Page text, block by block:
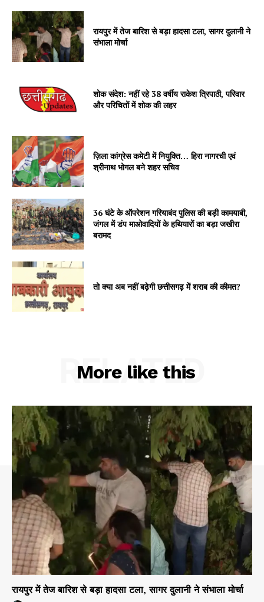
रायपुर में तेज बारिश से बड़ा हादसा टला, सागर दुलानी ने
संभाला मोर्चा
शोक संदेश: नहीं रहे 38 वर्षीय राकेश त्रिपाठी, परिवार
और परिचितों में शोक की लहर
ज़िला कांग्रेस कमेटी में नियुक्ति… हिरा नागरची एवं
श्रीनाथ भोगल बने शहर सचिव
36 घंटे के ऑपरेशन गरियाबंद पुलिस की बड़ी कामयाबी,
जंगल में डंप माओवादियों के हथियारों का बड़ा जखीरा
बरामद
तो क्या अब नहीं बढ़ेगी छत्तीसगढ़ में शराब की कीमत?
More like this
RELATED
रायपुर में तेज बारिश से बड़ा हादसा टला, सागर दुलानी ने संभाला मोर्चा